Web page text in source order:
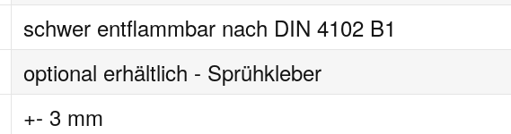
schwer entflammbar nach DIN 4102 B1
optional erhältlich - Sprühkleber
+- 3 mm